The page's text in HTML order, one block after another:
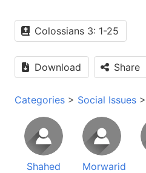
Colossians 3: 1-25
Download Share
Categories > Social Issues >
Shahed Morwarid